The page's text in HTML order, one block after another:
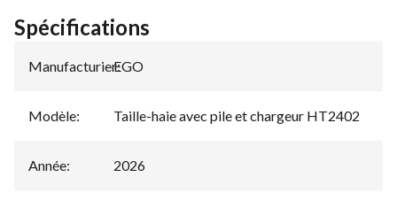
Spécifications
Manufacturier:
EGO
Modèle: Taille-haie avec pile et chargeur HT2402
Année: 2026